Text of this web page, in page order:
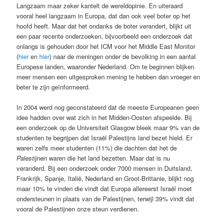
Langzaam maar zeker kantelt de wereldopinie. En uiteraard
vooral heel langzaam in Europa, dat dan ook veel boter op het
hoofd heeft. Maar dat het ondanks de boter verandert, blijkt uit
een paar recente onderzoeken, bijvoorbeeld een onderzoek dat
onlangs is gehouden door het ICM voor het Middle East Monitor
(hieren hier) naar de meningen onder de bevolking in een aantal
Europese landen, waaronder Nederland. Om te beginnen blijken
meer mensen een uitgesproken mening te hebben dan vroeger en
beter te zijn geïnformeerd.
In 2004 werd nog geconstateerd dat de meeste Europeanen geen
idee hadden over wat zich in het Midden-Oosten afspeelde. Bij
een onderzoek op de Universiteit Glasgow bleek maar 9% van de
studenten te begrijpen dat Israël Palestijns land bezet hield. Er
waren zelfs meer studenten (11%) die dachten dat het de
Palestijnen waren die het land bezetten. Maar dat is nu
veranderd. Bij een onderzoek onder 7000 mensen in Duitsland,
Frankrijk, Spanje, Italië, Nederland en Groot-Brittanie, blijkt nog
maar 10% te vinden die vindt dat Europa allereerst Israël moet
ondersteunen in plaats van de Palestijnen, terwijl 39% vindt dat
vooral de Palestijnen onze steun verdienen.